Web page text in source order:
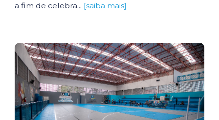
a fim de celebra... [saiba mais]